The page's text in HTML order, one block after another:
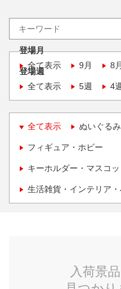
登場月
全て表示
9月 8月
登場週
全て表示
5週 4週
全て表示 ぬいぐる
フィギュア・ホビー
キーホルダー・マスコ
生活雑貨・インテリア